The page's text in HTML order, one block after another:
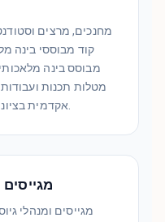
מחנכים, מרצים
קוד מבוססי בינה
מבוסס בינה
מטלות תכנות
מגייסים
מגייסים ומנהלי